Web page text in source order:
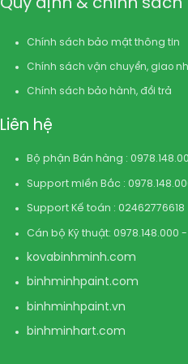
Quy định & chính sách
Chính sách bảo mật thông tin
Chính sách vận chuyển, giao
Chính sách bảo hành, đổi trả
Liên hệ
Bộ phận Bán hàng :
Support miền Bắc :
Support Kế toán : 02462776618
Cán bộ Kỹ thuật: 0978.148.000 -
kovabinhminh.com
binhminhpaint.com
binhminhpaint.vn
binhminhart.com